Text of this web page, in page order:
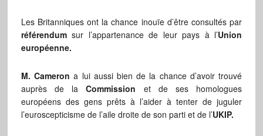
Les Britanniques ont la chance inouïe d’être consultés par
référendumsur l’appartenance de leur pays à l’Union
européenne.
M. Cameron a lui aussi bien de la chance d’avoir trouvé
auprès de laCommission et de ses homologues
européens des gens prêts à l’aider à tenter de juguler
l’euroscepticisme de l’aile droite de son parti et de l’UKIP.